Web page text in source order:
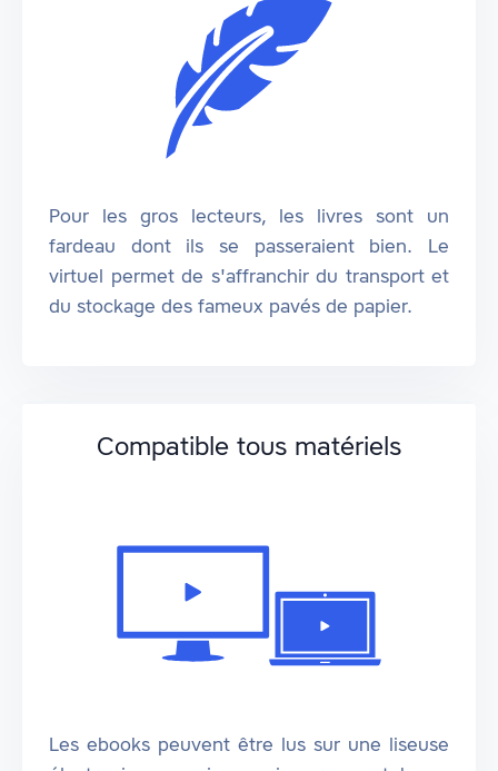
Pour les gros lecteurs, les livres sont un
fardeau dont ils se passeraient bien. Le
virtuel permet de s'affranchir du transport et
du stockage des fameux pavés de papier.
Compatible tous matériels
Les ebooks peuvent être lus sur une liseuse